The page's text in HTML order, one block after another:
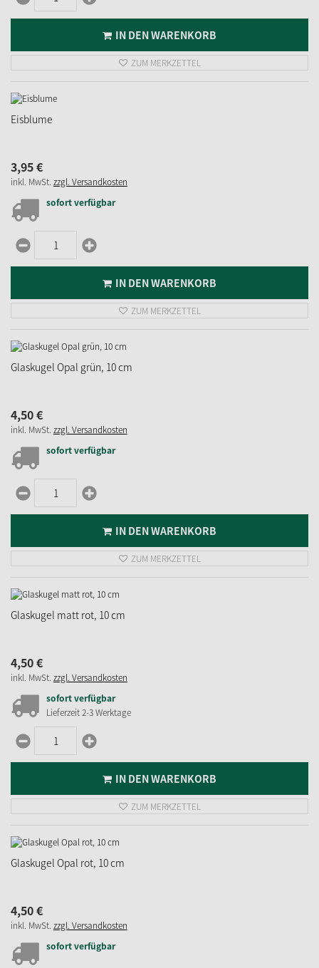
IN DEN WARENKORB
ZUM MERKZETTEL
Eisblume
3,95€
inkl. MwSt. zzgl. Versandkosten
sofort verfügbar
IN DEN WARENKORB
ZUM MERKZETTEL
Glaskugel Opal grün, 10 cm
4,50€
inkl. MwSt. zzgl. Versandkosten
sofort verfügbar
IN DEN WARENKORB
ZUM MERKZETTEL
Glaskugel matt rot, 10 cm
4,50€
inkl. MwSt. zzgl. Versandkosten
sofort verfügbar
Lieferzeit 2-3 Werktage
IN DEN WARENKORB
ZUM MERKZETTEL
Glaskugel Opal rot, 10 cm
4,50€
inkl. MwSt. zzgl. Versandkosten
sofort verfügbar